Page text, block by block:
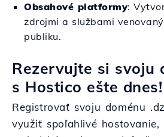
Obsahové platformy:
zdrojmi a službami
publiku.
Rezervujte si svoju
s Hostico ešte dnes!
Registrovať svoju doménu
využiť spoľahlivé hostovanie,